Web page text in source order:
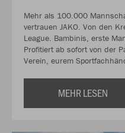
Mehr als 100.000
vertrauen JAKO. Von den
League. Bambinis, erste
Profitiert ab sofort von der
Verein, eurem
MEHR LESEN